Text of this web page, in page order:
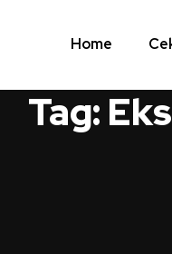
Home
Tag: